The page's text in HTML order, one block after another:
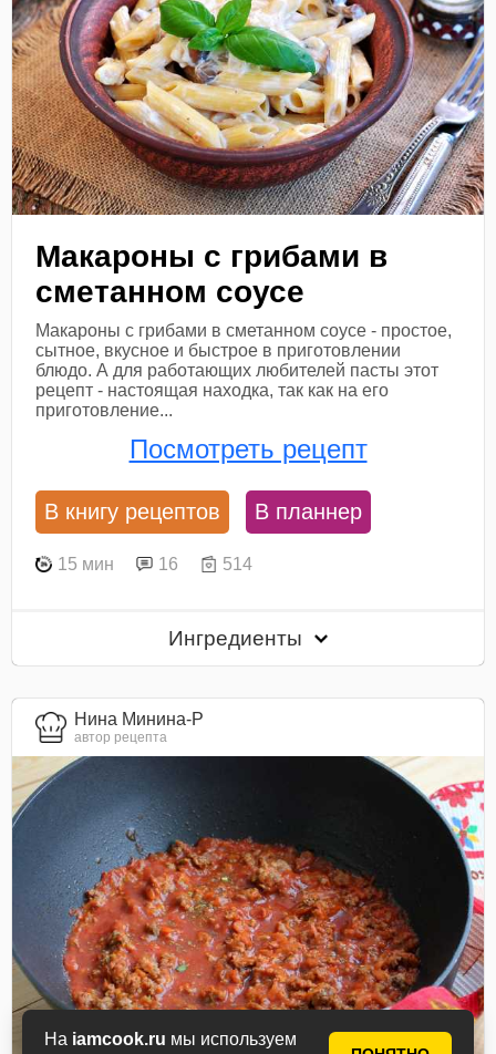
На iamcook.ru мы используем
Макароны с грибами в
сметанном соусе
Макароны с грибами в сметанном соусе - простое,
сытное, вкусное и быстрое в приготовлении
блюдо. А для работающих любителей пасты этот
рецепт - настоящая находка, так как на его
приготовление...
Посмотреть рецепт
В книгу рецептов В планнер
15 мин 16 514
Ингредиенты
Нина Минина-Р
автор рецепта